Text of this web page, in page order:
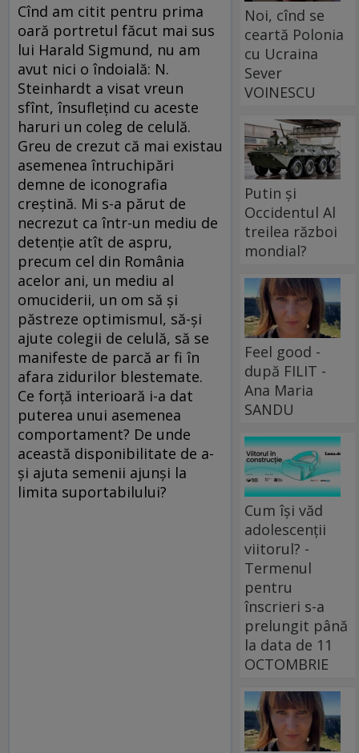
Cînd am citit pentru prima
oară portretul făcut mai sus
lui Harald Sigmund, nu am
avut nici o îndoială: N.
Steinhardt a visat vreun
sfînt, însufleţind cu aceste
haruri un coleg de celulă.
Greu de crezut că mai existau
asemenea întruchipări
demne de iconografia
creştină. Mi s-a părut de
necrezut ca într-un mediu de
detenţie atît de aspru,
precum cel din România
acelor ani, un mediu al
omuciderii, un om să şi
păstreze optimismul, să-şi
ajute colegii de celulă, să se
manifeste de parcă ar fi în
afara zidurilor blestemate.
Ce forţă interioară i-a dat
puterea unui asemenea
comportament? De unde
această disponibilitate de a-
şi ajuta semenii ajunşi la
limita suportabilului?
Noi, cînd se
ceartă Polonia
cu Ucraina
Sever
VOINESCU
Putin și
Occidentul Al
treilea război
mondial?
Feel good -
după FILIT -
Ana Maria
SANDU
Cum își văd
adolescenții
viitorul? -
Termenul
pentru
înscrieri s-a
prelungit până
la data de 11
OCTOMBRIE